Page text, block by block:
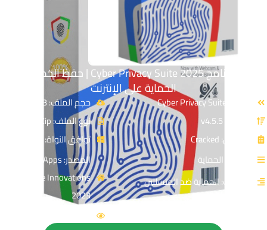
تحميل برنامج Cyber Privacy Suite 2025 | حفظ الخصوصية و
الحماية على الإنترنت
الترخيص: Cracked
القسم: الحماية
التصنيف: الحماية ضد المتسللين
حجم الملف: 93 MB
نوع الملف: Zip
توافق النواة: 32 & 64-Bit
المصدر: ShieldApps
Software Innovations
2023